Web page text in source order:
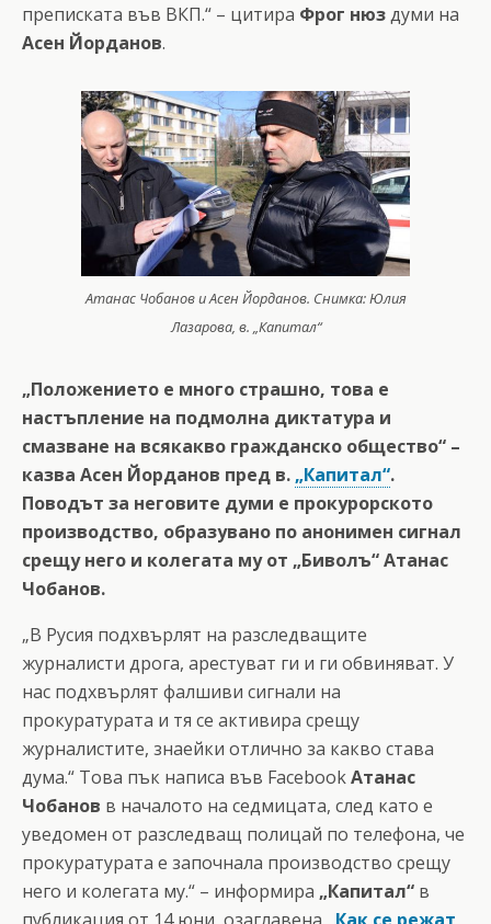
преписката във ВКП.“ – цитира Фрог нюздуми на
Асен Йорданов.
Атанас Чобанов и Асен Йорданов. Снимка: Юлия
Лазарова, в. „Капитал“
„Положението е много страшно, това е
настъпление на подмолна диктатура и
смазване на всякакво гражданско общество“ –
казва Асен Йорданов пред в. „Капитал“.
Поводът за неговите думи е прокурорското
производство, образувано по анонимен сигнал
срещу него и колегата му от „Биволъ“ Атанас
Чобанов.
„В Русия подхвърлят на разследващите
журналисти дрога, арестуват ги и ги обвиняват. У
нас подхвърлят фалшиви сигнали на
прокуратурата и тя се активира срещу
журналистите, знаейки отлично за какво става
дума.“ Това пък написа във FacebookАтанас
Чобанов в началото на седмицата, след като е
уведомен от разследващ полицай по телефона, че
прокуратурата е започнала производство срещу
него и колегата му.“ – информира „Капитал“ в